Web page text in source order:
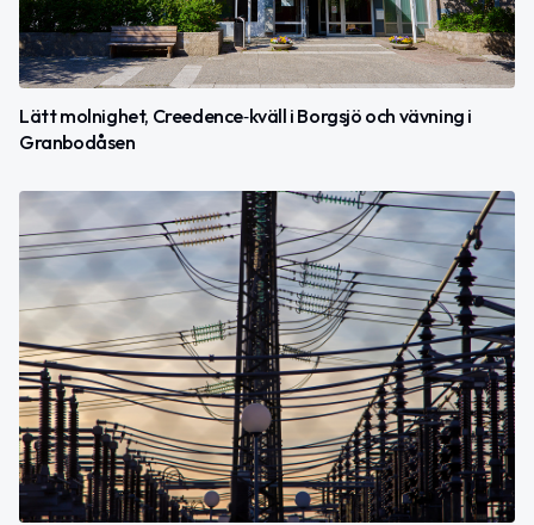
Lätt molnighet, Creedence‑kväll i Borgsjö och vävning i
Granbodåsen